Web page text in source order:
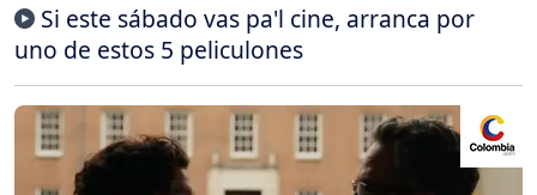
Si este sábado vas pa'l cine, arranca por
uno de estos 5 peliculones